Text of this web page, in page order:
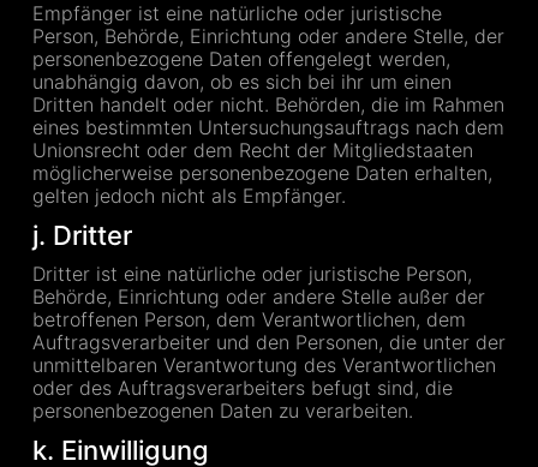
Empfänger ist eine natürliche oder juristische
Person, Behörde, Einrichtung oder andere Stelle, der
personenbezogene Daten offengelegt werden,
unabhängig davon, ob es sich bei ihr um einen
Dritten handelt oder nicht. Behörden, die im Rahmen
eines bestimmten Untersuchungsauftrags nach dem
Unionsrecht oder dem Recht der Mitgliedstaaten
möglicherweise personenbezogene Daten erhalten,
gelten jedoch nicht als Empfänger.
j. Dritter
Dritter ist eine natürliche oder juristische Person,
Behörde, Einrichtung oder andere Stelle außer der
betroffenen Person, dem Verantwortlichen, dem
Auftragsverarbeiter und den Personen, die unter der
unmittelbaren Verantwortung des Verantwortlichen
oder des Auftragsverarbeiters befugt sind, die
personenbezogenen Daten zu verarbeiten.
k. Einwilligung